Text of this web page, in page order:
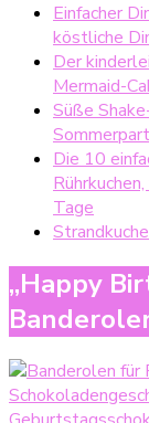
Einfacher
köstliche
Der
Mermaid-
Süße
Die 10
Tage
„Happy